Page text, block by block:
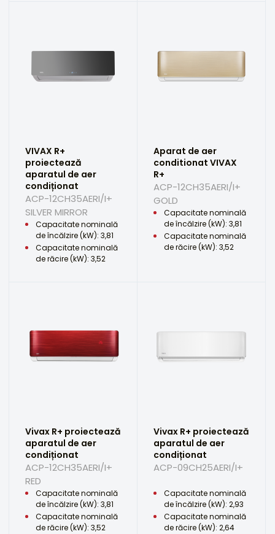
VIVAX R+
proiectează
aparatul de aer
condiționat
ACP-12CH35AERI/I+
SILVER MIRROR
Capacitate nominală
de încălzire (kW): 3,81
Capacitate nominală
de răcire (kW): 3,52
Aparat de aer
conditionat VIVAX
R+
ACP-12CH35AERI/I+
GOLD
Capacitate nominală
de încălzire (kW): 3,81
Capacitate nominală
de răcire (kW): 3,52
Vivax R+ proiectează
aparatul de aer
condiționat
ACP-12CH35AERI/I+
RED
Capacitate nominală
de încălzire (kW): 3,81
Capacitate nominală
de răcire (kW): 3,52
Vivax R+ proiectează
aparatul de aer
condiționat
ACP-09CH25AERI/I+
Capacitate nominală
de încălzire (kW): 2,93
Capacitate nominală
de răcire (kW): 2,64